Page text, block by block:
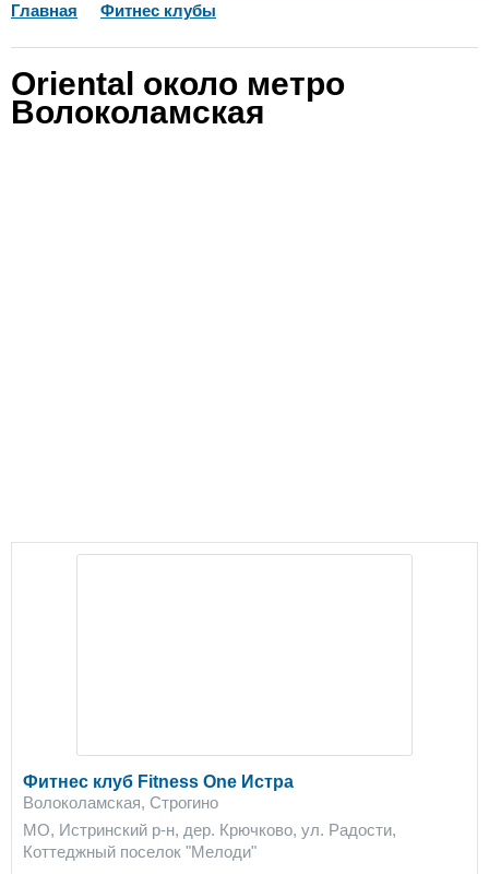
Главная Фитнес клубы
Oriental около метро
Волоколамская
Фитнес клуб Fitness One Истра
Волоколамская, Строгино
МО, Истринский р-н, дер. Крючково, ул. Радости,
Коттеджный поселок "Мелоди"